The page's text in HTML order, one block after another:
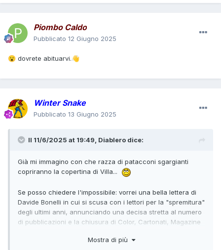
Piombo Caldo
Pubblicato 12 Giugno 2025
😮 dovrete abituarvi.👋
Winter Snake
Pubblicato 13 Giugno 2025
Il 11/6/2025 at 19:49, Diablero dice:
Già mi immagino con che razza di patacconi sgargianti
copriranno la copertina di Villa...
Se posso chiedere l'impossibile: vorrei una bella lettera di
Davide Bonelli in cui si scusa con i lettori per la "spremitura"
degli ultimi anni, annunciando una decisa stretta al numero
di pubblicazioni e la chiusura di Color, Cartonati, Magazine
Mostra di più